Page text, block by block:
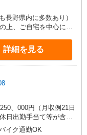
長野県内に多数あり）
上、ご自宅を中心に通
詳細を見る
、000円（月収例21日
日出勤手当て等が含ま
額支給
イク通勤OK